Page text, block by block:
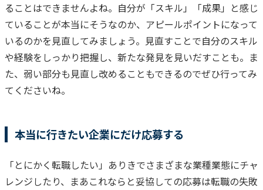
ることはできませんよね。 自分が「スキル」「成果」と感じ
ていることが本当にそうなのか、アピールポイントになって
いるのかを見直してみましょう。見直すことで自分のスキル
や経験をしっかり把握し、新たな発見を見いだすことも。ま
た、弱い部分も見直し改めることもできるのでぜひ行ってみ
てくださいね。
本当に行きたい企業にだけ応募する
「とにかく転職したい」ありきでさまざまな業種業態にチャ
レンジしたり、まあこれならと妥協しての応募は転職の失敗